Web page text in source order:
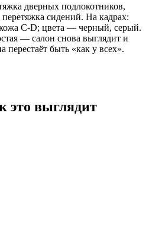
дверных подлокотников,
сидений. На кадрах:
C-D; цвета — черный, серый.
— салон снова выглядит и
быть «как у всех».
это выглядит